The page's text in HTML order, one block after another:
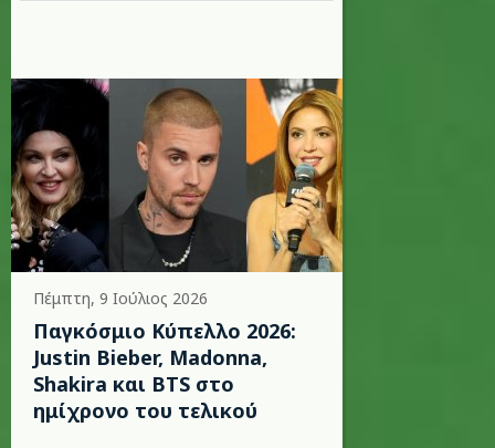
Πέμπτη, 9 Ιούλιος 2026
Παγκόσμιο Κύπελλο 2026:
Justin Bieber, Madonna,
Shakira και BTS στο
ημίχρονο του τελικού